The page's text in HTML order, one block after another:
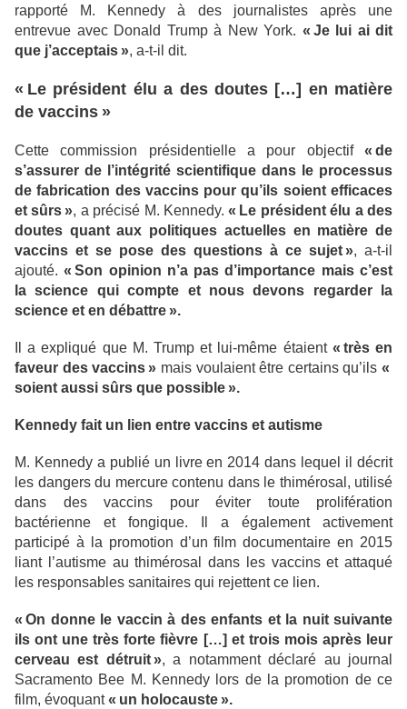
rapporté M. Kennedy à des journalistes après une
entrevue avec Donald Trump à New York. « Je lui ai dit
que j’acceptais », a-t-il dit.
« Le président élu a des doutes […] en matière
de vaccins »
Cette commission présidentielle a pour objectif « de
s’assurer de l’intégrité scientifique dans le processus
de fabrication des vaccins pour qu’ils soient efficaces
et sûrs », a précisé M. Kennedy.« Le président élu a des
doutes quant aux politiques actuelles en matière de
vaccins et se pose des questions à ce sujet », a-t-il
ajouté.« Son opinion n’a pas d’importance mais c’est
la science qui compte et nous devons regarder la
science et en débattre ».
Il a expliqué que M. Trump et lui-même étaient « très en
faveur des vaccins » mais voulaient être certains qu’ils «
soient aussi sûrs que possible ».
Kennedy fait un lien entre vaccins et autisme
M. Kennedy a publié un livre en 2014 dans lequel il décrit
les dangers du mercure contenu dans le thimérosal, utilisé
dans des vaccins pour éviter toute prolifération
bactérienne et fongique. Il a également activement
participé à la promotion d’un film documentaire en 2015
liant l’autisme au thimérosal dans les vaccins et attaqué
les responsables sanitaires qui rejettent ce lien.
« On donne le vaccin à des enfants et la nuit suivante
ils ont une très forte fièvre […] et trois mois après leur
cerveau est détruit », a notamment déclaré au journal
Sacramento Bee M. Kennedy lors de la promotion de ce
film, évoquant« un holocauste ».